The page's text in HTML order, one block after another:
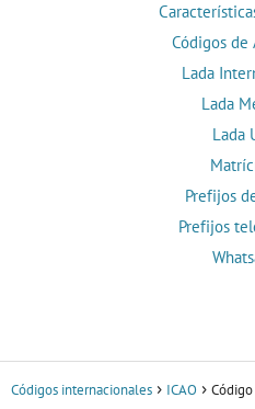
Códigos de
Lada
Lada
Lada
Prefijos
Prefijos
Códigos internacionales ICAO